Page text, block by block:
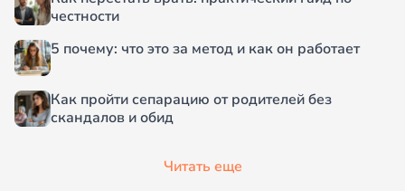
честности
5 почему: что это за метод и как он работает
Как пройти сепарацию от родителей без
скандалов и обид
Читать еще